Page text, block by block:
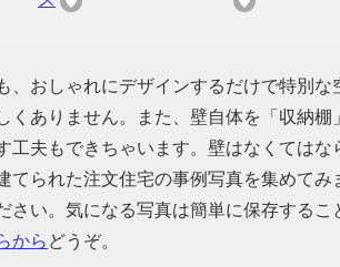
、おしゃれにデザインするだけで特別
くありません。また、壁自体を「収納
工夫もできちゃいます。壁はなくては
てられた注文住宅の事例写真を集めて
さい。気になる写真は簡単に保存する
から どうぞ。